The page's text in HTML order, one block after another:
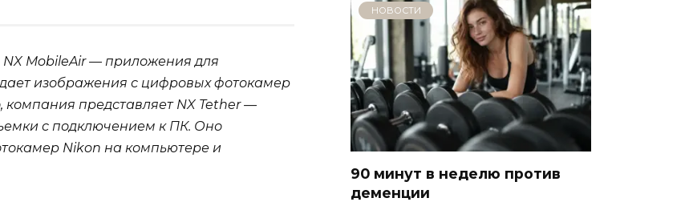
MobileAir — приложения для
изображения с цифровых фотокамер
компания представляет NX Tether —
с подключением к ПК. Оно
Nikon на компьютере и
НОВОСТИ
90 минут в неделю против
деменции